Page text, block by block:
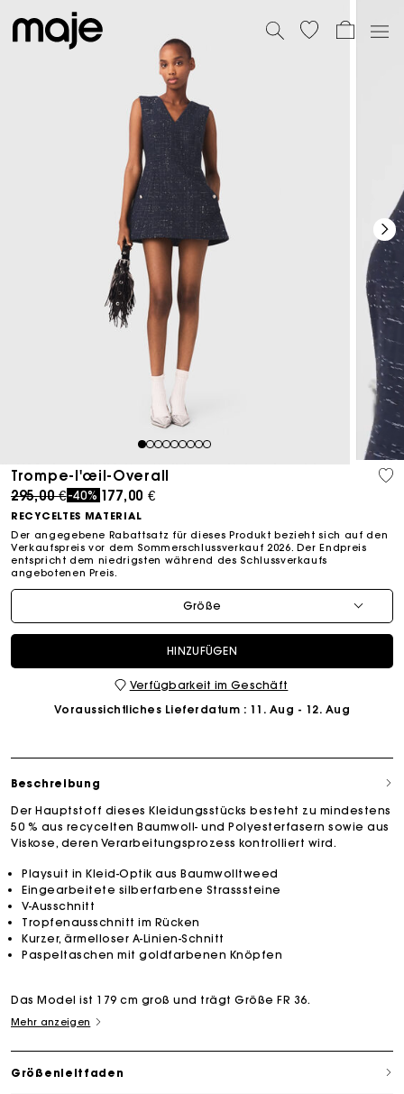
123456789
Trompe-l'œil-Overall
Price reduced from
295,00 €to
-40% 177,00 €
RECYCELTES MATERIAL
Der angegebene Rabattsatz für dieses Produkt bezieht sich auf den
Verkaufspreis vor dem Sommerschlussverkauf 2026. Der Endpreis
entspricht dem niedrigsten während des Schlussverkaufs
angebotenen Preis.
Größe
HINZUFÜGEN
Verfügbarkeit im Geschäft
Voraussichtliches Lieferdatum : 11. Aug - 12. Aug
Beschreibung
Der Hauptstoff dieses Kleidungsstücks besteht zu mindestens
50 % aus recycelten Baumwoll- und Polyesterfasern sowie aus
Viskose, deren Verarbeitungsprozess kontrolliert wird.
Playsuit in Kleid-Optik aus Baumwolltweed
Eingearbeitete silberfarbene Strasssteine
V-Ausschnitt
Tropfenausschnitt im Rücken
Kurzer, ärmelloser A-Linien-Schnitt
Paspeltaschen mit goldfarbenen Knöpfen
Das Model ist 179 cm groß und trägt Größe FR 36.
Mehr anzeigen
Größenleitfaden